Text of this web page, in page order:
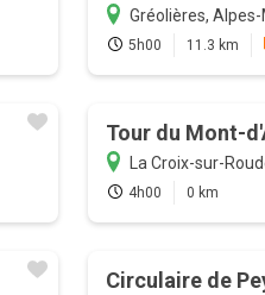
Gréolières,
5h00 11.3 km
Tour du Mont-
La Croix-sur-
4h00 0 km
Circulaire de